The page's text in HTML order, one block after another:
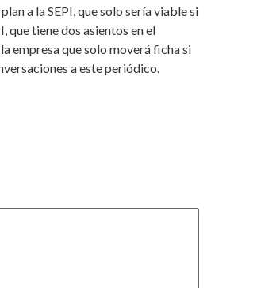
a la SEPI, que solo sería viable si
que tiene dos asientos en el
empresa que solo moverá ficha si
a este periódico.